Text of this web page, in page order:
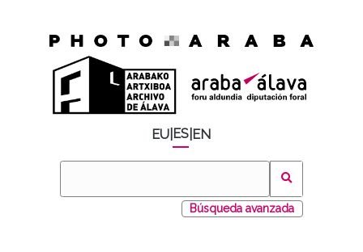
EU ES EN
Búsqueda avanzada